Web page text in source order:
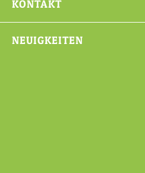
KONTAKT
NEUIGKEITEN